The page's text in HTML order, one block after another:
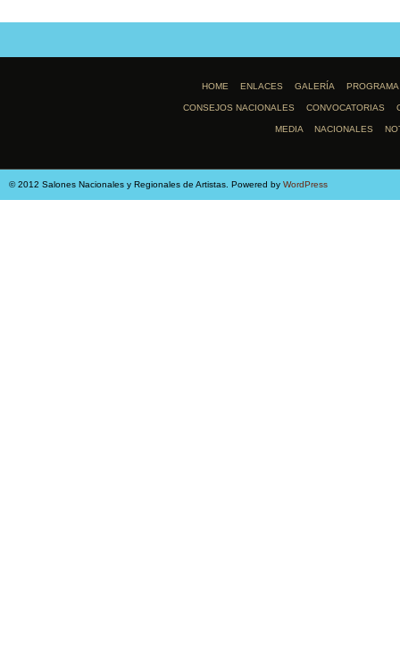
HOME ENLACES GALERÍA PROGRAMA
CONSEJOS NACIONALES CONVOCATORIAS
MEDIA NACIONALES
© 2012 Salones Nacionales y Regionales de Artistas. Powered by WordPress